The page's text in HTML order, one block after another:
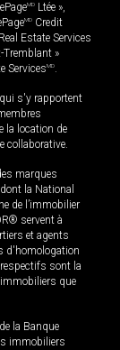
MD Ltée »,
MD Credit
Estate Services
Tremblant »
ServicesMD.
s'y rapportent
la location de
collaborative.
marques
la National
de l’immobilier
servent à
et agents
d'homologation
sont la
que
la Banque
immobiliers